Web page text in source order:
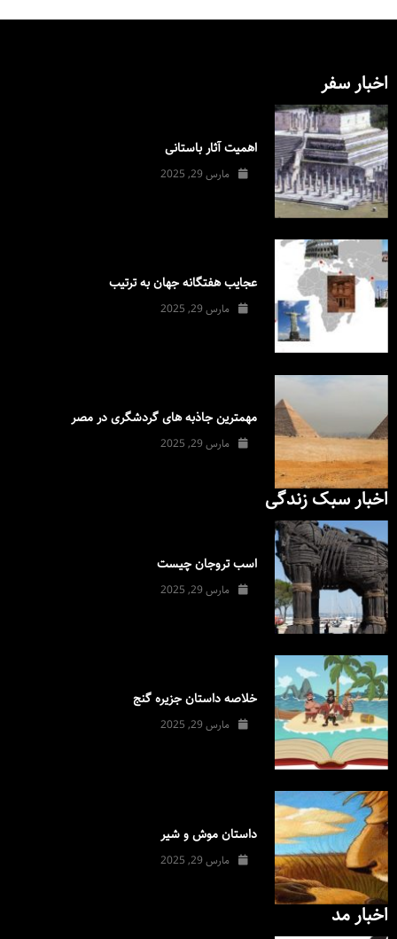
اخبار سفر
اهمیت آثار باستانی
مارس 29, 2025
عجایب هفتگانه جهان به ترتیب
مارس 29, 2025
مهمترین جاذبه های گردشگری در مصر
مارس 29, 2025
اخبار سبک زندگی
اسب تروجان چیست
مارس 29, 2025
خلاصه داستان جزیره گنج
مارس 29, 2025
داستان موش و شیر
مارس 29, 2025
اخبار مد